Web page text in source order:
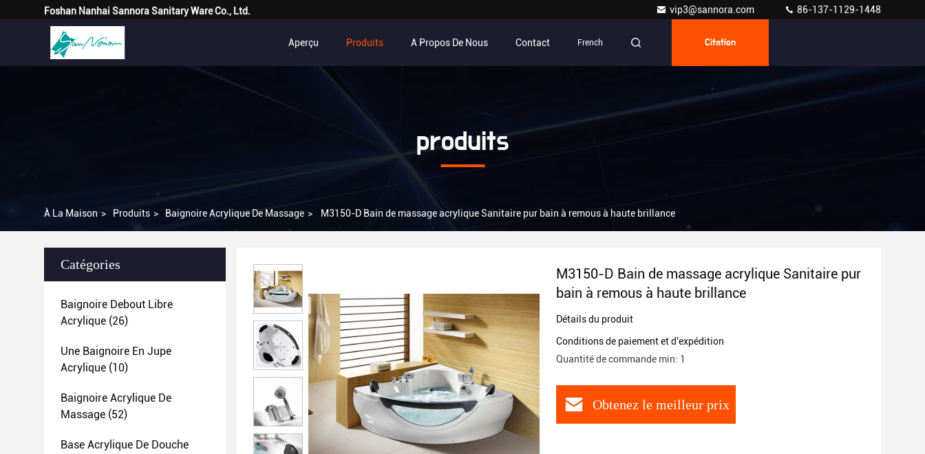
Foshan Nanhai Sannora Sanitary Ware Co., Ltd. vip3@sannora.com 86-137-1129-1448
Aperçu Produits A Propos De Nous Contact French Citation
produits
À La Maison > Produits > Baignoire Acrylique De Massage > M3150-D Bain de massage acrylique Sanitaire pur bain à remous à haute brillance
Catégories
Baignoire Debout Libre
Acrylique (26)
Une Baignoire En Jupe
Acrylique (10)
Baignoire Acrylique De
Massage (52)
Base Acrylique De Douche
M3150-D Bain de massage acrylique Sanitaire pur
bain à remous à haute brillance
Détails du produit
Conditions de paiement et d'expédition
Quantité de commande min: 1
Obtenez le meilleur prix